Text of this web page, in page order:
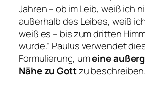
Jahren – ob im Leib, weiß ich
außerhalb des Leibes, weiß
weiß es – bis zum dritten
wurde.“ Paulus verwendet
Formulierung, umeine
Nähe zu Gottzu beschreiben.